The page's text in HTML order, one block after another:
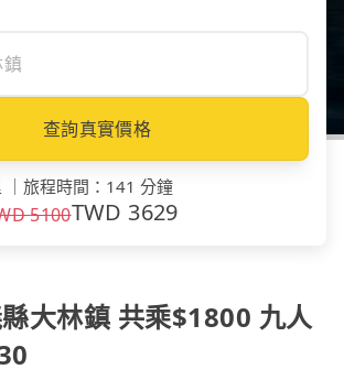
查詢真實價格
旅程時間 ： 141 分鐘
5100TWD 3629
大林鎮 共乘$1800 九人